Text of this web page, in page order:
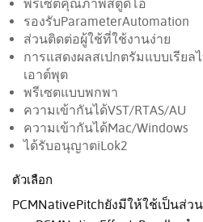
พรีเซตคุณภาพสตูดิโอ
รองรับParameterAutomation
ส่วนติดต่อผู้ใช้ที่ใช้งานง่าย
การแสดงผลสเปกตรัมแบบเรีย
เอาต์พุต
พรีเซตแบบพกพา
ความเข้ากันได้VST/RTAS/AU
ความเข้ากันได้Mac/Windows
ได้รับอนุญาตiLok2
ตัวเลือก
PCMNativePitchยังมีให้ใช้เป็นส่ว